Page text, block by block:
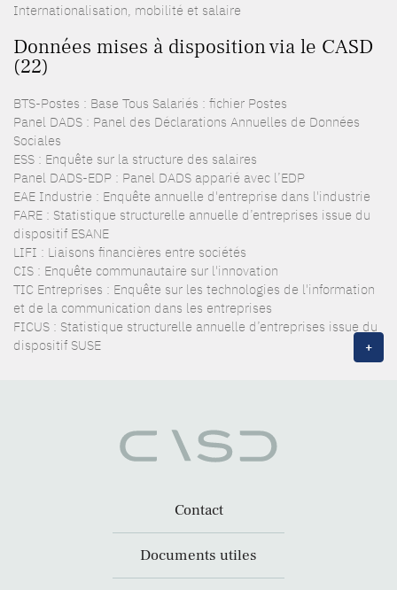
Internationalisation, mobilité et salaire
Données mises à disposition via le CASD
(22)
BTS-Postes : Base Tous Salariés : fichier Postes
Panel DADS : Panel des Déclarations Annuelles de Données
Sociales
ESS : Enquête sur la structure des salaires
Panel DADS-EDP : Panel DADS apparié avec l’EDP
EAE Industrie : Enquête annuelle d'entreprise dans l'industrie
FARE : Statistique structurelle annuelle d’entreprises issue du
dispositif ESANE
LIFI : Liaisons financières entre sociétés
CIS : Enquête communautaire sur l'innovation
TIC Entreprises : Enquête sur les technologies de l'information
et de la communication dans les entreprises
FICUS : Statistique structurelle annuelle d’entreprises issue du
dispositif SUSE
+
Contact
Documents utiles